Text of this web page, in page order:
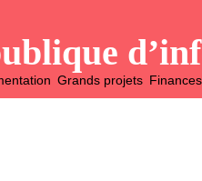
Grands projets